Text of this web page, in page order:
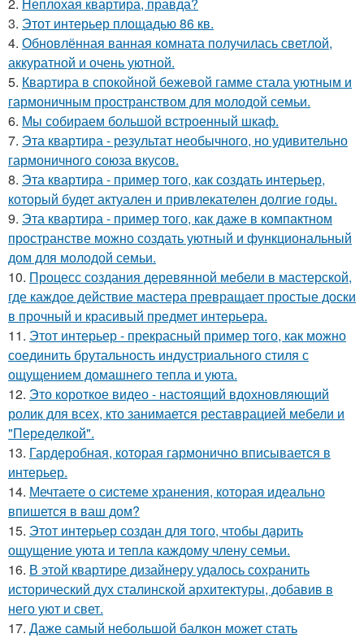
3. Этот интерьер площадью 86 кв.
4. Обновлённая ванная комната получилась светлой,
аккуратной и очень уютной.
5. Квартира в спокойной бежевой гамме стала уютным и
гармоничным пространством для молодой семьи.
6. Мы собираем большой встроенный шкаф.
7. Эта квартира - результат необычного, но удивительно
гармоничного союза вкусов.
8. Эта квартира - пример того, как создать интерьер,
который будет актуален и привлекателен долгие годы.
9. Эта квартира - пример того, как даже в компактном
пространстве можно создать уютный и функциональный
дом для молодой семьи.
10. Процесс создания деревянной мебели в мастерской,
где каждое действие мастера превращает простые доски
в прочный и красивый предмет интерьера.
11. Этот интерьер - прекрасный пример того, как можно
соединить брутальность индустриального стиля с
ощущением домашнего тепла и уюта.
12. Это короткое видео - настоящий вдохновляющий
ролик для всех, кто занимается реставрацией мебели и
"Переделкой".
13. Гардеробная, которая гармонично вписывается в
интерьер.
14. Мечтаете о системе хранения, которая идеально
впишется в ваш дом?
15. Этот интерьер создан для того, чтобы дарить
ощущение уюта и тепла каждому члену семьи.
16. В этой квартире дизайнеру удалось сохранить
исторический дух сталинской архитектуры, добавив в
него уют и свет.
17. Даже самый небольшой балкон может стать